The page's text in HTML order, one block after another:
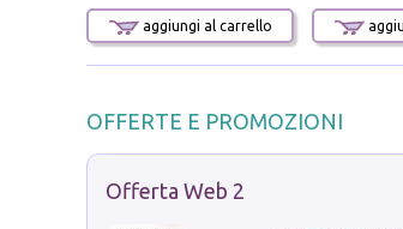
aggiungi al carrello
OFFERTE E PROMOZIONI
Offerta Web 2